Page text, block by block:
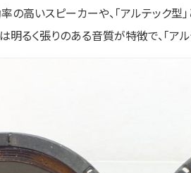
の高いスピーカーや、「アルテック
るく張りのある音質が特徴で、「ア